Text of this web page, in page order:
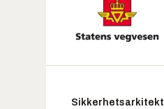
Sikkerhetsarkitekt